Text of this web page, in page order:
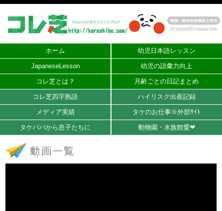
ホーム 幼児日本語レッスン
JapaneseLesson 幼児の語彙力向上
コレ芝とは？ 月齢ごとの日記まとめ
コレ芝四字熟語 ハイリスク出産記録
メディア実績 タケのお仕事※外部ｻｲﾄ
タケパパから息子たちに 動物園・水族館愛❤︎